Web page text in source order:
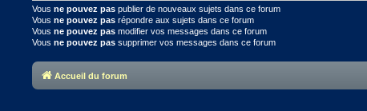
Vousne pouvez pas publier de nouveaux sujets dans ce forum
Vousne pouvez pas répondre aux sujets dans ce forum
Vousne pouvez pas modifier vos messages dans ce forum
Vousne pouvez pas supprimer vos messages dans ce forum
Accueil du forum